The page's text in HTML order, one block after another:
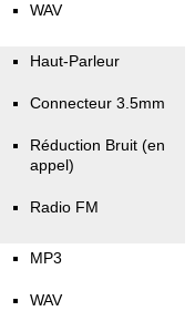
WAV
Haut-Parleur
Connecteur 3.5mm
Réduction Bruit (en
appel)
Radio FM
MP3
WAV